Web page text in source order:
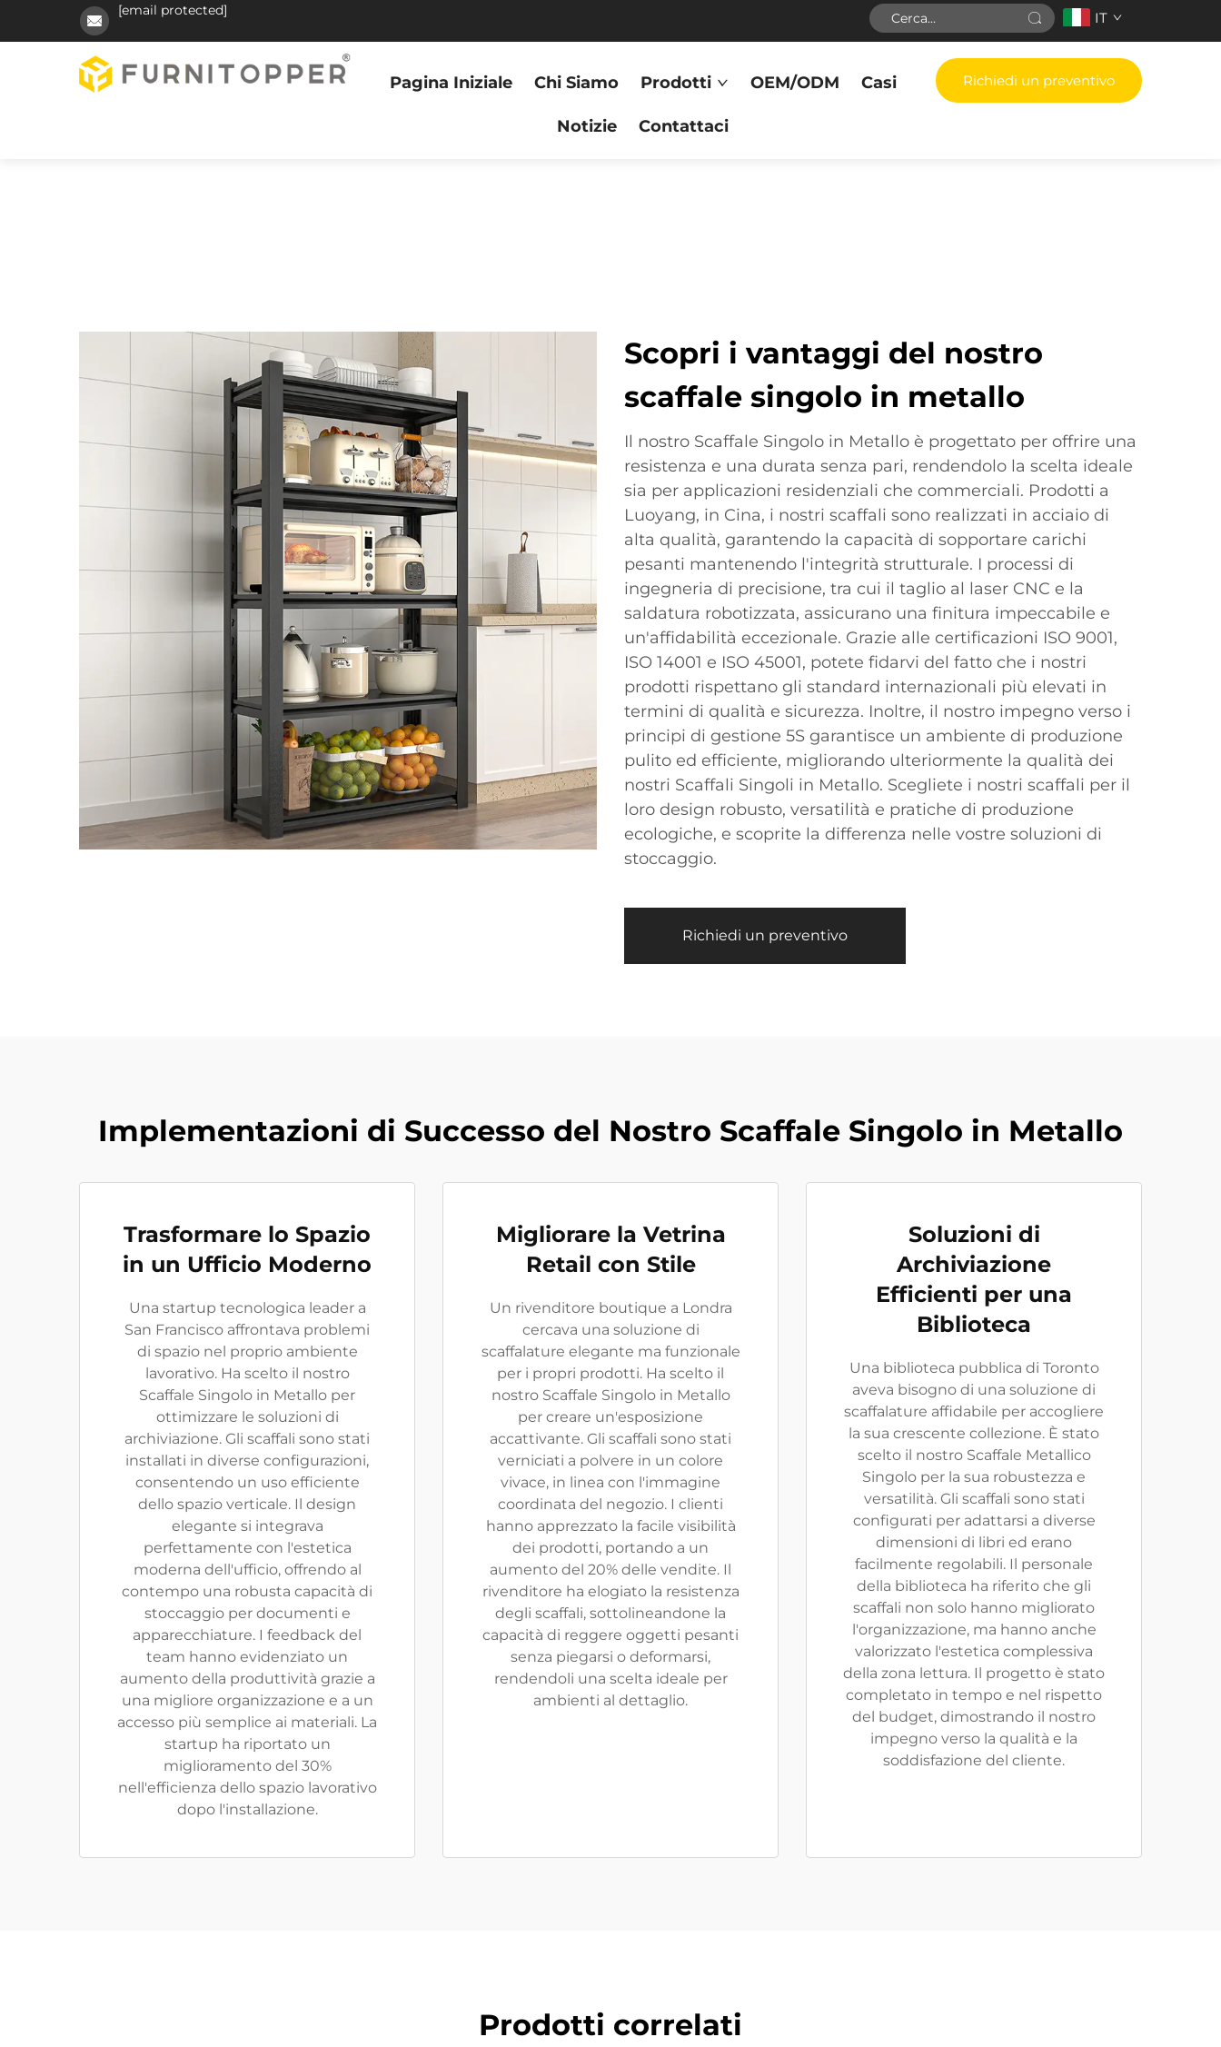
[email protected] IT
Pagina Iniziale Chi Siamo Prodotti OEM/ODM Casi
Notizie Contattaci
Richiedi un preventivo
Scopri i vantaggi del nostro
scaffale singolo in metallo
Il nostro Scaffale Singolo in Metallo è progettato per offrire una
resistenza e una durata senza pari, rendendolo la scelta ideale
sia per applicazioni residenziali che commerciali. Prodotti a
Luoyang, in Cina, i nostri scaffali sono realizzati in acciaio di
alta qualità, garantendo la capacità di sopportare carichi
pesanti mantenendo l'integrità strutturale. I processi di
ingegneria di precisione, tra cui il taglio al laser CNC e la
saldatura robotizzata, assicurano una finitura impeccabile e
un'affidabilità eccezionale. Grazie alle certificazioni ISO 9001,
ISO 14001 e ISO 45001, potete fidarvi del fatto che i nostri
prodotti rispettano gli standard internazionali più elevati in
termini di qualità e sicurezza. Inoltre, il nostro impegno verso i
principi di gestione 5S garantisce un ambiente di produzione
pulito ed efficiente, migliorando ulteriormente la qualità dei
nostri Scaffali Singoli in Metallo. Scegliete i nostri scaffali per il
loro design robusto, versatilità e pratiche di produzione
ecologiche, e scoprite la differenza nelle vostre soluzioni di
stoccaggio.
Richiedi un preventivo
Implementazioni di Successo del Nostro Scaffale Singolo in Metallo
Trasformare lo Spazio
in un Ufficio Moderno
Una startup tecnologica leader a
San Francisco affrontava problemi
di spazio nel proprio ambiente
lavorativo. Ha scelto il nostro
Scaffale Singolo in Metallo per
ottimizzare le soluzioni di
archiviazione. Gli scaffali sono stati
installati in diverse configurazioni,
consentendo un uso efficiente
dello spazio verticale. Il design
elegante si integrava
perfettamente con l'estetica
moderna dell'ufficio, offrendo al
contempo una robusta capacità di
stoccaggio per documenti e
apparecchiature. I feedback del
team hanno evidenziato un
aumento della produttività grazie a
una migliore organizzazione e a un
accesso più semplice ai materiali. La
startup ha riportato un
miglioramento del 30%
nell'efficienza dello spazio lavorativo
dopo l'installazione.
Migliorare la Vetrina
Retail con Stile
Un rivenditore boutique a Londra
cercava una soluzione di
scaffalature elegante ma funzionale
per i propri prodotti. Ha scelto il
nostro Scaffale Singolo in Metallo
per creare un'esposizione
accattivante. Gli scaffali sono stati
verniciati a polvere in un colore
vivace, in linea con l'immagine
coordinata del negozio. I clienti
hanno apprezzato la facile visibilità
dei prodotti, portando a un
aumento del 20% delle vendite. Il
rivenditore ha elogiato la resistenza
degli scaffali, sottolineandone la
capacità di reggere oggetti pesanti
senza piegarsi o deformarsi,
rendendoli una scelta ideale per
ambienti al dettaglio.
Soluzioni di
Archiviazione
Efficienti per una
Biblioteca
Una biblioteca pubblica di Toronto
aveva bisogno di una soluzione di
scaffalature affidabile per accogliere
la sua crescente collezione. È stato
scelto il nostro Scaffale Metallico
Singolo per la sua robustezza e
versatilità. Gli scaffali sono stati
configurati per adattarsi a diverse
dimensioni di libri ed erano
facilmente regolabili. Il personale
della biblioteca ha riferito che gli
scaffali non solo hanno migliorato
l'organizzazione, ma hanno anche
valorizzato l'estetica complessiva
della zona lettura. Il progetto è stato
completato in tempo e nel rispetto
del budget, dimostrando il nostro
impegno verso la qualità e la
soddisfazione del cliente.
Prodotti correlati